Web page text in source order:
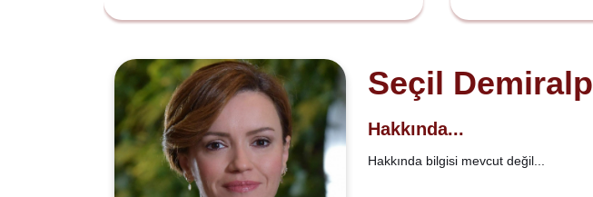
Seçil Demiralp
Hakkında...
Hakkında bilgisi mevcut değil...